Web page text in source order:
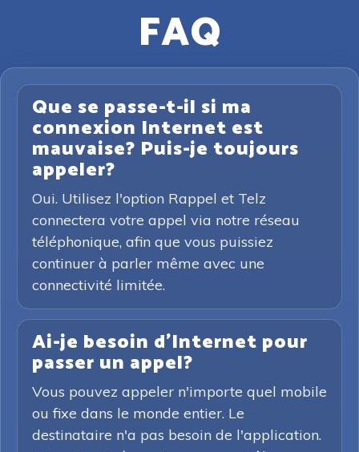
FAQ
Que se passe-t-il si ma
connexion Internet est
mauvaise? Puis-je toujours
appeler?
Oui. Utilisez l'option Rappel et Telz
connectera votre appel via notre réseau
téléphonique, afin que vous puissiez
continuer à parler même avec une
connectivité limitée.
Ai-je besoin d'Internet pour
passer un appel?
Vous pouvez appeler n'importe quel mobile
ou fixe dans le monde entier. Le
destinataire n'a pas besoin de l'application.